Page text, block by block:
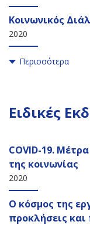
Κοινωνικός
2020
Περισσότερα
Ειδικές
COVID-19.
της κοινωνίας
2020
Ο κόσμος της
προκλήσεις